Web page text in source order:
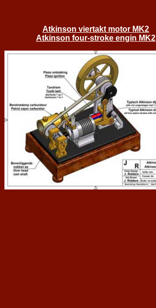
Atkinson viertakt motor MK2
Atkinson four-stroke engin MK2